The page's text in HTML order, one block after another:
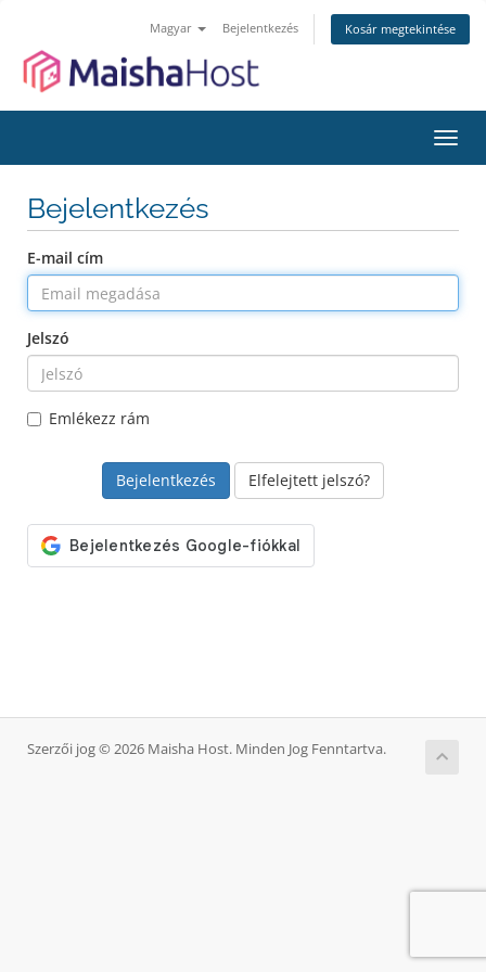
Magyar Bejelentkezés Kosár megtekintése
a
Bejelentkezés
E-mail cím
Jelszó
Emlékezz rám
Elfelejtett jelszó?
Szerzői jog © 2026 Maisha Host. Minden Jog Fenntartva.